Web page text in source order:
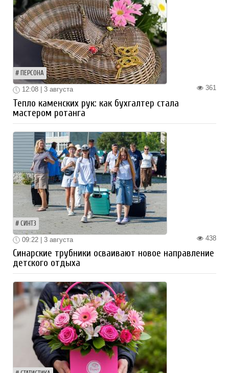
ПЕРСОНА
361
12:08 | 3 августа
Тепло каменских рук: как бухгалтер стала
мастером ротанга
СИНТЗ
438
09:22 | 3 августа
Синарские трубники осваивают новое направление
детского отдыха